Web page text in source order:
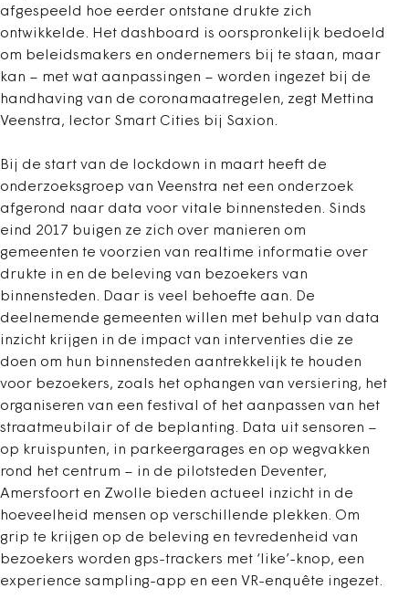
afgespeeld hoe eerder ontstane drukte zich
ontwikkelde. Het dashboard is oorspronkelijk bedoeld
om beleidsmakers en ondernemers bij te staan, maar
kan – met wat aanpassingen – worden ingezet bij de
handhaving van de coronamaatregelen, zegt Mettina
Veenstra, lector Smart Cities bij Saxion.
Bij de start van de lockdown in maart heeft de
onderzoeksgroep van Veenstra net een onderzoek
afgerond naar data voor vitale binnensteden. Sinds
eind 2017 buigen ze zich over manieren om
gemeenten te voorzien van realtime informatie over
drukte in en de beleving van bezoekers van
binnensteden. Daar is veel behoefte aan. De
deelnemende gemeenten willen met behulp van data
inzicht krijgen in de impact van interventies die ze
doen om hun binnensteden aantrekkelijk te houden
voor bezoekers, zoals het ophangen van versiering, het
organiseren van een festival of het aanpassen van het
straatmeubilair of de beplanting. Data uit sensoren –
op kruispunten, in parkeergarages en op wegvakken
rond het centrum – in de pilotsteden Deventer,
Amersfoort en Zwolle bieden actueel inzicht in de
hoeveelheid mensen op verschillende plekken. Om
grip te krijgen op de beleving en tevredenheid van
bezoekers worden gps-trackers met ‘like’-knop, een
experience sampling-app en een VR-enquête ingezet.